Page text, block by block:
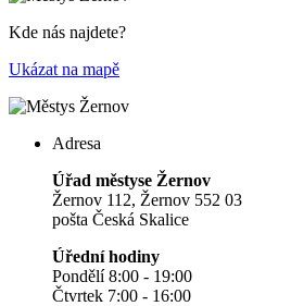
Kde nás najdete?
Ukázat na mapě
Adresa
Úřad městyse Žernov
Žernov 112, Žernov 552 03
pošta Česká Skalice
Úřední hodiny
Pondělí 8:00 - 19:00
Čtvrtek 7:00 - 16:00